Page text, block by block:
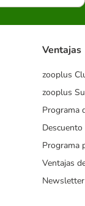
Ventajas
zooplus
zooplus
Programa
Programa
Ventajas
Newsletter